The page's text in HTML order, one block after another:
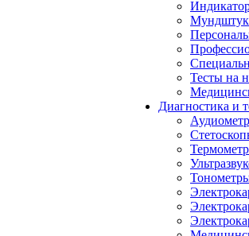
Тесты на
Диагностика и